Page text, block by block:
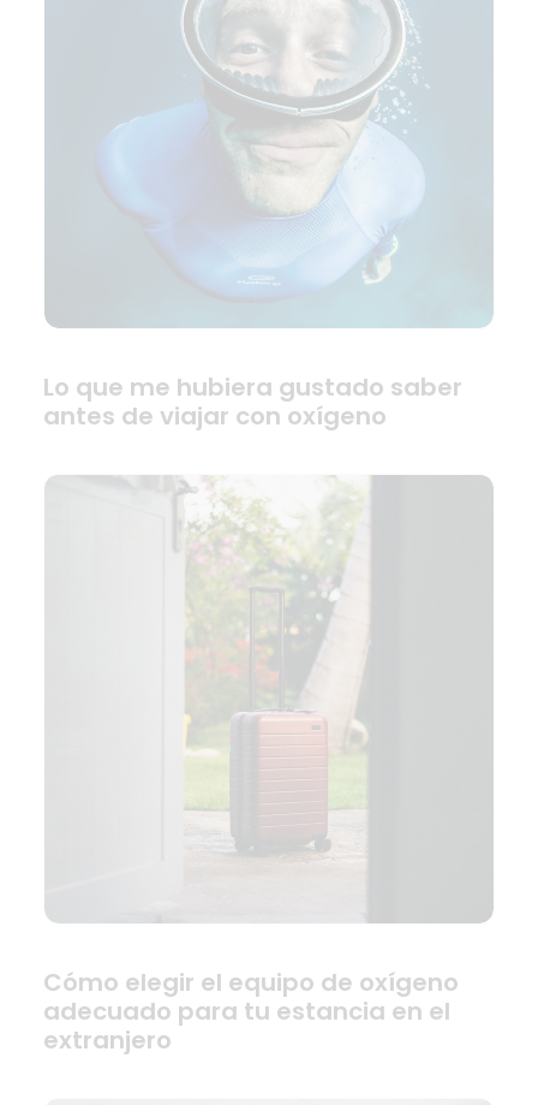
Lo que me hubiera gustado saber
antes de viajar con oxígeno
Cómo elegir el equipo de oxígeno
adecuado para tu estancia en el
extranjero